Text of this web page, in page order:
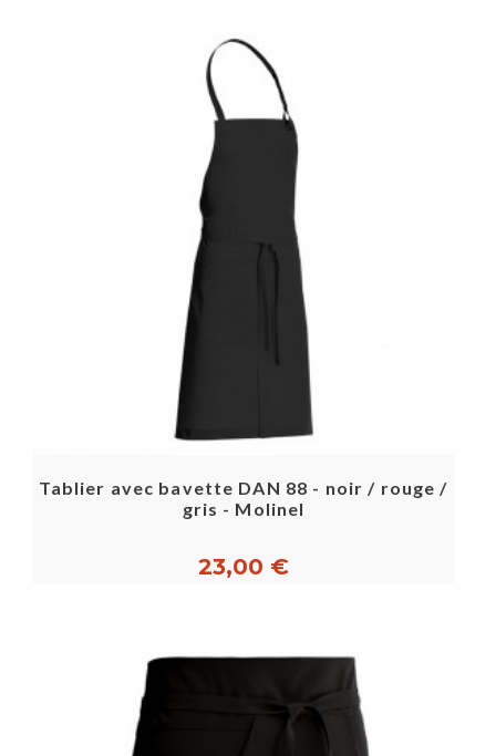
Tablier avec bavette DAN 88 - noir / rouge /
gris - Molinel
23,00 €